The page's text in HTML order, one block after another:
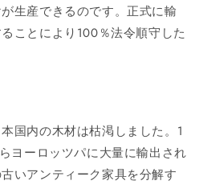
生産できるのです。正式に輸
ことにより100％法令順守した
国内の木材は枯渇しました。1
ヨーロッツパに大量に輸出され
いアンティーク家具を分解す